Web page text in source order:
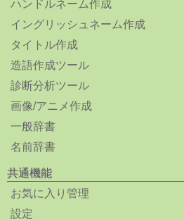
ハンドルネーム作成
イングリッシュネーム作成
タイトル作成
造語作成ツール
診断分析ツール
画像/アニメ作成
一般辞書
名前辞書
共通機能
お気に入り管理
設定